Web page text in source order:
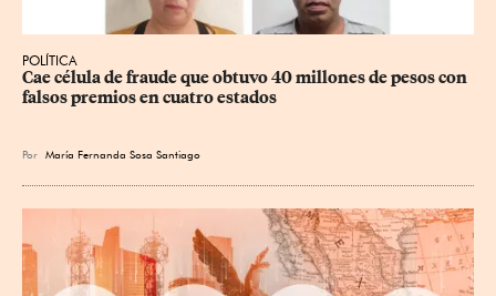
POLÍTICA
Cae célula de fraude que obtuvo 40 millones de pesos con
falsos premios en cuatro estados
Por María Fernanda Sosa Santiago